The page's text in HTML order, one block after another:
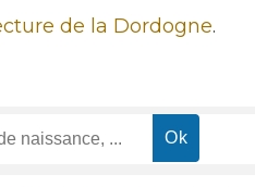
de la Dordogne.